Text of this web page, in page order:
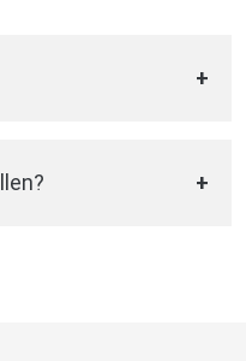
de kleur kiest u